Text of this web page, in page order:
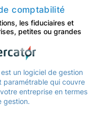
comptabilité
les fiduciaires et
petites ou grandes
un logiciel de gestion
paramétrable qui couvre
entreprise en termes
gestion.